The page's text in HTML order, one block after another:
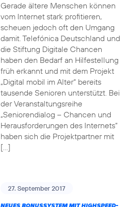
Gerade ältere Menschen können
vom Internet stark profitieren,
scheuen jedoch oft den Umgang
damit. Telefónica Deutschland und
die Stiftung Digitale Chancen
haben den Bedarf an Hilfestellung
früh erkannt und mit dem Projekt
„Digital mobil im Alter“ bereits
tausende Senioren unterstützt. Bei
der Veranstaltungsreihe
„Seniorendialog – Chancen und
Herausforderungen des Internets“
haben sich die Projektpartner mit
[…]
27. September 2017
NEUES BONUSSYSTEM MIT HIGHSPEED-